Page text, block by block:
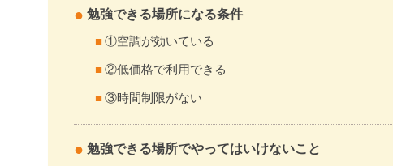
勉強できる場所になる条件
①空調が効いている
②低価格で利用できる
③時間制限がない
勉強できる場所でやってはいけないこと